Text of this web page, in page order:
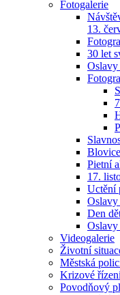
Fotogalerie
13.
30 let
Oslavy
Pietní
17.
Uctění
Oslavy
Den
Oslavy
Videogalerie
Životní
Městská
Krizové
Povodňový